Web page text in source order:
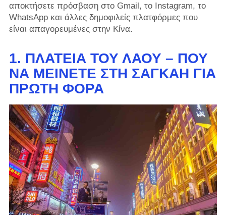
αποκτήσετε πρόσβαση στο Gmail, το Instagram, το
WhatsApp και άλλες δημοφιλείς πλατφόρμες που
είναι απαγορευμένες στην Κίνα.
1. ΠΛΑΤΕΊΑ ΤΟΥ ΛΑΟΎ – ΠΟΎ
ΝΑ ΜΕΊΝΕΤΕ ΣΤΗ ΣΑΓΚΆΗ ΓΙΑ
ΠΡΏΤΗ ΦΟΡΆ